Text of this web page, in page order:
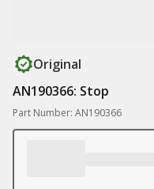
Original
AN190366: Stop
Part Number: AN190366